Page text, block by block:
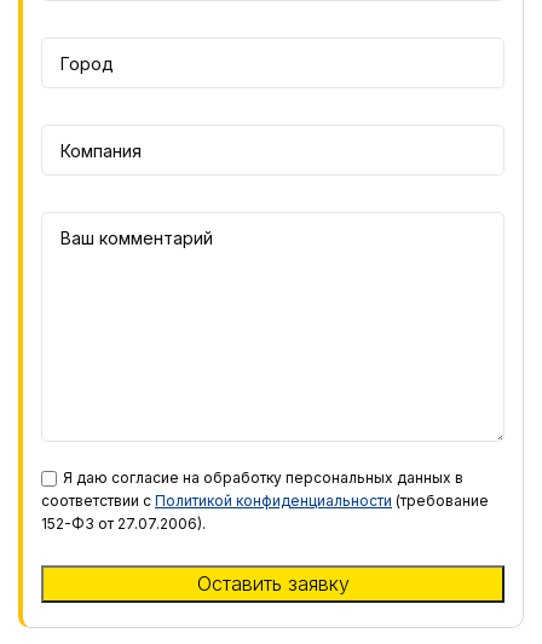
Я даю согласие на обработку персональных данных в
соответствии с Политикой конфиденциальности (требование
152-ФЗ от 27.07.2006).